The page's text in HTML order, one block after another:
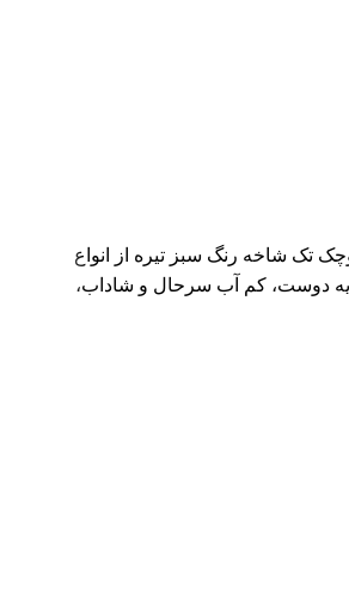
تک شاخه رنگ سبز تیره از انواع
دوست، کم آب سرحال و شاداب،